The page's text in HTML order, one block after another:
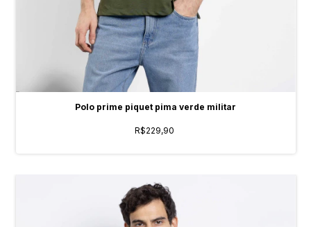
Polo prime piquet pima verde militar
R$229,90